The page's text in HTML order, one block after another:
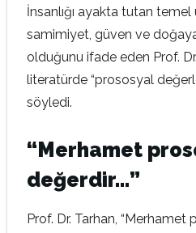
İnsanlığı ayakta tutan temel
samimiyet, güven ve
olduğunu ifade eden Prof.
literatürde “prososyal
söyledi.
“Merhamet
değerdir…”
Prof. Dr. Tarhan, “Merhamet